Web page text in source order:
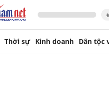
Thời sự Kinh doanh Dân tộc